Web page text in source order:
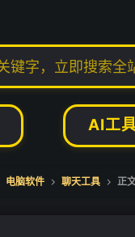
AI工
电脑软件  聊天工具  正